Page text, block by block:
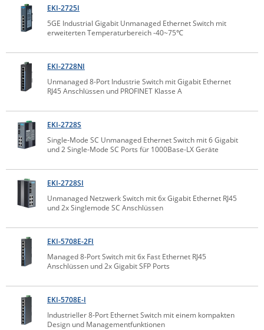
Poynting
Raritan
Server Technology
Siretta
Sunbird
Tactical Software
Teltonika
Unwired Networks
Westermo
ZPE Systems
EKI-2725I
5GE Industrial Gigabit Unmanaged Ethernet Switch mit
erweiterten Temperaturbereich -40~75℃
EKI-2728NI
Unmanaged 8-Port Industrie Switch mit Gigabit Ethernet
RJ45 Anschlüssen und PROFINET Klasse A
EKI-2728S
Single-Mode SC Unmanaged Ethernet Switch mit 6 Gigabit
und 2 Single-Mode SC Ports für 1000Base-LX Geräte
EKI-2728SI
Unmanaged Netzwerk Switch mit 6x Gigabit Ethernet RJ45
und 2x Singlemode SC Anschlüssen
EKI-5708E-2FI
Managed 8-Port Switch mit 6x Fast Ethernet RJ45
Anschlüssen und 2x Gigabit SFP Ports
EKI-5708E-I
Industrieller 8-Port Ethernet Switch mit einem kompakten
Design und Managementfunktionen